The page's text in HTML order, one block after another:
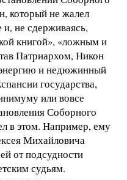
который не жалел
не сдерживаясь,
книгой», «ложным и
Патриархом, Никон
и недюжинный
государства,
или вовсе
Соборного
в этом. Например, ему
Михайловича
от подсудности
судьям.